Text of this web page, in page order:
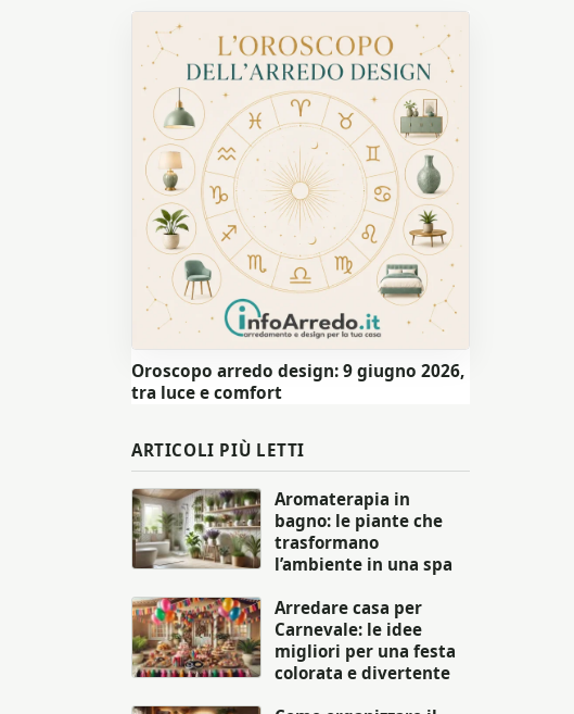
Oroscopo arredo design: 9 giugno 2026,
tra luce e comfort
ARTICOLI PIÙ LETTI
Aromaterapia in
bagno: le piante che
trasformano
l’ambiente in una spa
Arredare casa per
Carnevale: le idee
migliori per una festa
colorata e divertente